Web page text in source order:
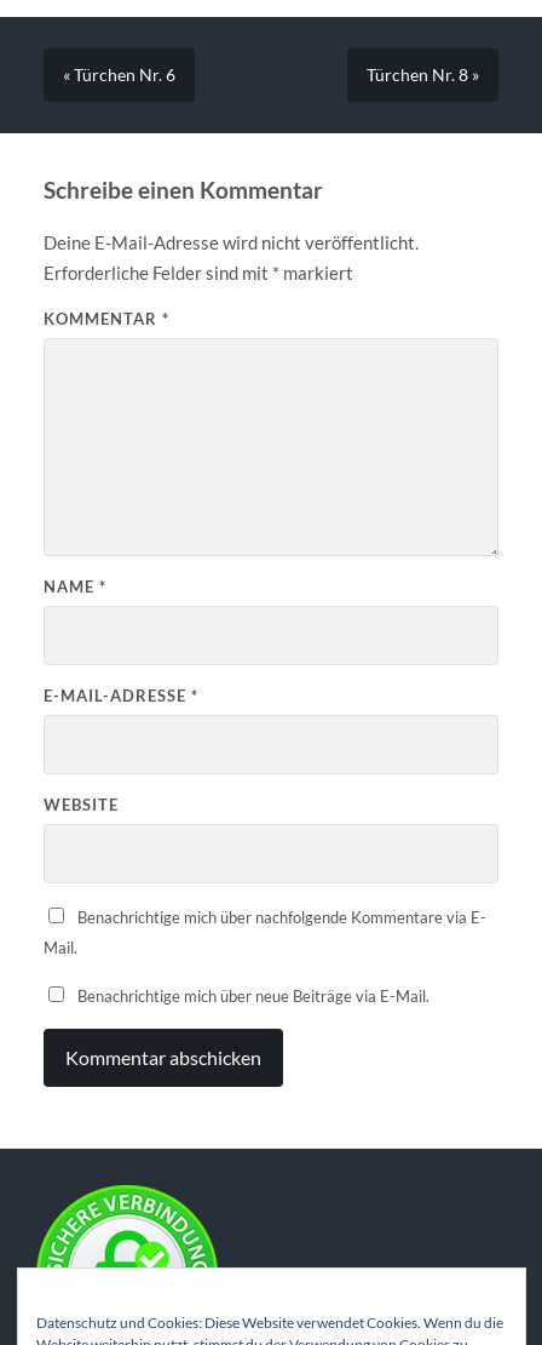
« Türchen Nr. 6 Türchen Nr. 8 »
Schreibe einen Kommentar
Deine E-Mail-Adresse wird nicht veröffentlicht.
Erforderliche Felder sind mit * markiert
KOMMENTAR *
NAME *
E-MAIL-ADRESSE *
WEBSITE
Benachrichtige mich über nachfolgende Kommentare via E-
Mail.
Benachrichtige mich über neue Beiträge via E-Mail.
Datenschutz und Cookies: Diese Website verwendet Cookies. Wenn du die